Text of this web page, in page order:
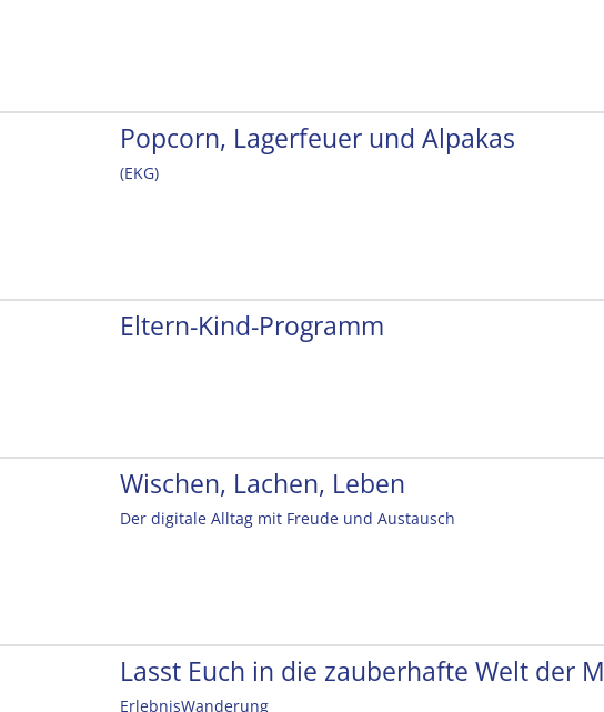
Popcorn, Lagerfeuer und Alpakas
(EKG)
Eltern-Kind-Programm
Wischen, Lachen, Leben
Der digitale Alltag mit Freude und Austausch
Lasst Euch in die zauberhafte Welt der
ErlebnisWanderung